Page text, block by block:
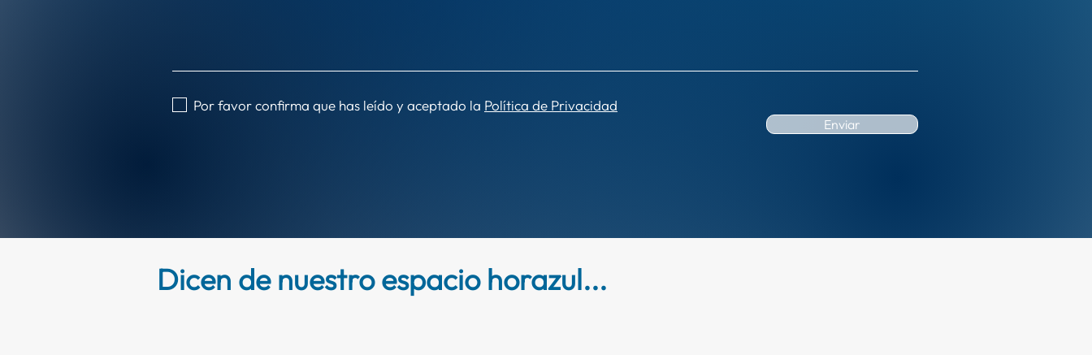
Por favor confirma que has leído y aceptado la Política de Privacidad
Enviar
Dicen de nuestro espacio horazul...